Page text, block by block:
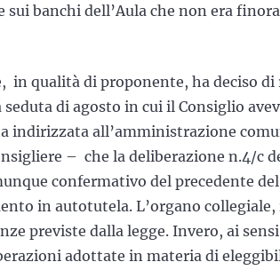
banchi dell’Aula che non era
in qualità di proponente, ha deciso
di agosto in cui il Consiglio
indirizzata all’amministrazione
– che la deliberazione n.4/c
confermativo del precedente
in autotutela. L’organo
previste dalla legge. Invero, ai
adottate in materia di